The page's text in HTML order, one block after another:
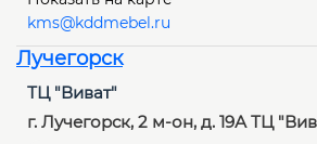
kms@kddmebel.ru
Лучегорск
ТЦ "Виват"
г. Лучегорск, 2 м-он, д. 19А ТЦ